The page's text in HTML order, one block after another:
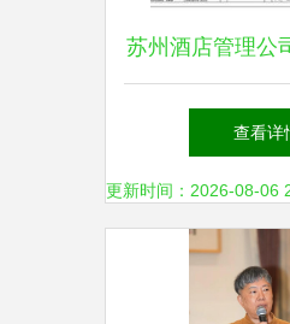
苏州酒店管理公
理 CAD施工图
饮管理的
查看详
更新时间：2026-08-06